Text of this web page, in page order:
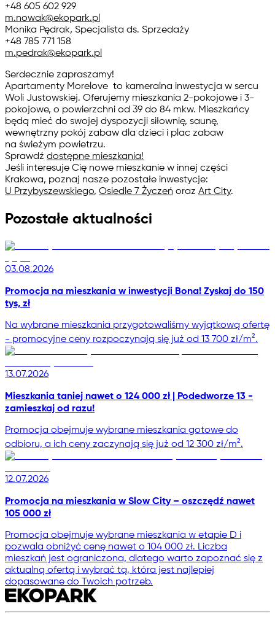
+48 605 602 929
m.nowak@ekopark.pl
Monika Pędrak, Specjalista ds. Sprzedaży
+48 785 771 158
m.pedrak@ekopark.pl
Serdecznie zapraszamy!
Apartamenty Morelove to kameralna inwestycja w sercu
Woli Justowskiej. Oferujemy mieszkania 2-pokojowe i 3-
pokojowe, o powierzchni od 39 do 84 mkw. Mieszkańcy
będą mieć do swojej dyspozycji siłownię, saunę,
wewnętrzny pokój zabaw dla dzieci i plac zabaw
na świeżym powietrzu.
Sprawdź dostępne mieszkania!
Jeśli interesuje Cię nowe mieszkanie w innej części
Krakowa, poznaj nasze pozostałe inwestycje:
U Przybyszewskiego, Osiedle 7 Życzeń oraz Art City.
Pozostałe aktualności
03.08.2026
Promocja na mieszkania w inwestycji Bona! Zyskaj do 150
tys, zł
Na wybrane mieszkania przygotowaliśmy wyjątkową ofertę
- promocyjne ceny rozpoczynają się już od 13 700 zł/m².
13.07.2026
Mieszkania taniej nawet o 124 000 zł | Podedworze 13 -
zamieszkaj od razu!
Promocja obejmuje wybrane mieszkania gotowe do
odbioru, a ich ceny zaczynają się już od 12 300 zł/m².
12.07.2026
Promocja na mieszkania w Slow City – oszczędź nawet
105 000 zł
Promocja obejmuje wybrane mieszkania w etapie D i
pozwala obniżyć cenę nawet o 104 000 zł. Liczba
mieszkań jest ograniczona, dlatego warto zapoznać się z
aktualną ofertą i wybrać tą, która jest najlepiej
dopasowane do Twoich potrzeb.